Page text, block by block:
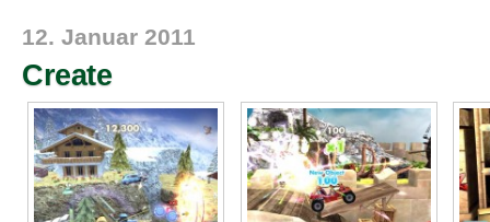
12. Januar 2011
Create